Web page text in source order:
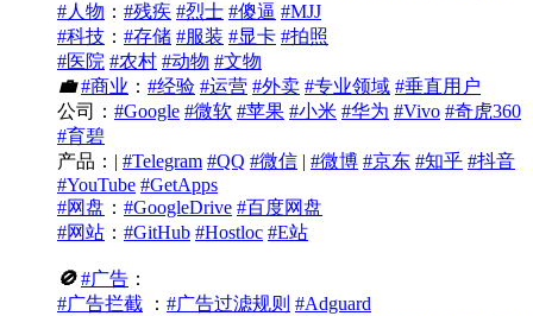
#人物 ： #残疾 #烈士 #傻逼 #MJJ
#科技 ： #存储 #服装 #显卡 #拍照
#医院 #农村 #动物 #文物
💼 #商业 ： #经验 #运营 #外卖 #专业领域 #垂直用户
公司： #Google #微软 #苹果 #小米 #华为 #Vivo #奇虎360
#育碧
产品：| #Telegram #QQ #微信 | #微博 #京东 #知乎 #抖音
#YouTube #GetApps
#网盘 ： #GoogleDrive #百度网盘
#网站 ： #GitHub #Hostloc #E站
🚫 #广告 ：
#广告拦截 ： #广告过滤规则 #Adguard